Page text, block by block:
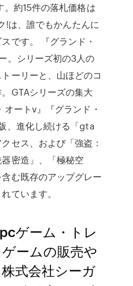
。約15件の落札価格は
!は、誰でもかんたんに
です。 『グランド・
。シリーズ初の3人の
ーリーと、山ほどのコ
GTAシリーズの集大
ートv』『グランド・
、進化し続ける「gta
セス、および「強盗：
密造」、「極秘空
む既存のアップグレー
ています。
ゲーム・トレ
ームの販売や
式会社シーガ